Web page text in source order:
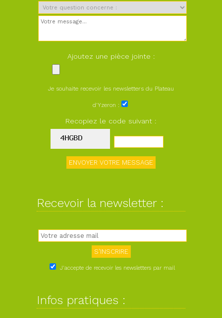
Ajoutez une pièce jointe :
Je souhaite recevoir les newsletters du Plateau
d'Yzeron :
Recopiez le code suivant :
Recevoir la newsletter :
J'accepte de recevoir les newsletters par mail
Infos pratiques :